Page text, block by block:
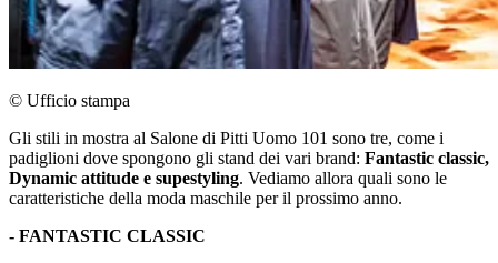
© Ufficio stampa
Gli stili in mostra al Salone di Pitti Uomo 101 sono tre, come i
padiglioni dove spongono gli stand dei vari brand: Fantastic classic,
Dynamic attitude e supestyling. Vediamo allora quali sono le
caratteristiche della moda maschile per il prossimo anno.
- FANTASTIC CLASSIC